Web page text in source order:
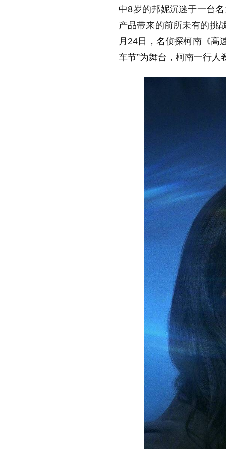
中8岁的邦妮沉迷于一台
产品带来的前所未有的挑
月24日，名侦探柯南《高
车节”为舞台，柯南一行人